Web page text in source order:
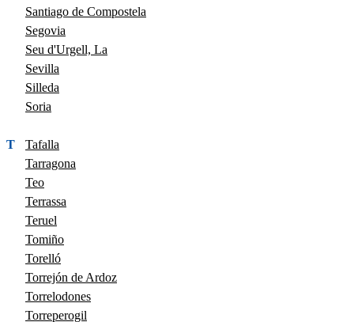
Santiago de Compostela
Segovia
Seu d'Urgell, La
Sevilla
Silleda
Soria
T
Tafalla
Tarragona
Teo
Terrassa
Teruel
Tomiño
Torelló
Torrejón de Ardoz
Torrelodones
Torreperogil